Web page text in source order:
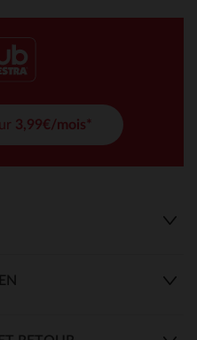
3,99€/mois*